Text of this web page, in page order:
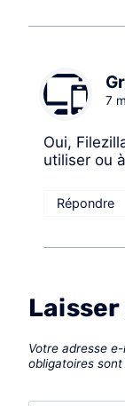
7
Oui,
utiliser ou
Répondre
Votre adresse
obligatoires